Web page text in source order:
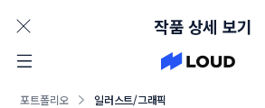
포트폴리오 일러스트/그래픽
작품 상세 보기